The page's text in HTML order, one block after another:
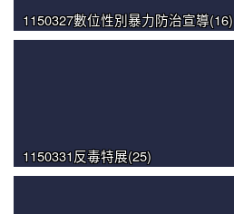
1150327數位性別暴力防治宣導(16)
1150331反毒特展(25)